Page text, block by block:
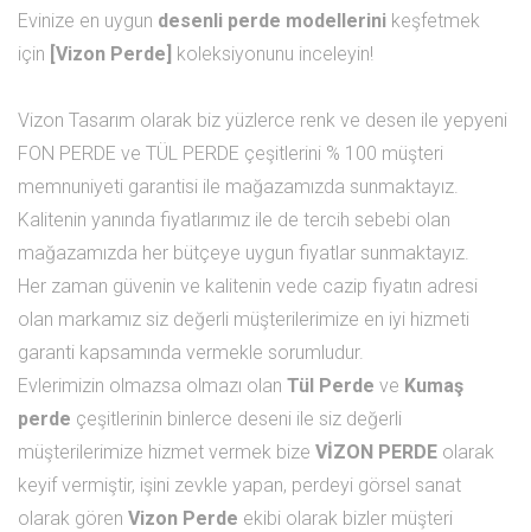
Evinize en uygun desenli perde modellerini keşfetmek
için [Vizon Perde] koleksiyonunu inceleyin!
Vizon Tasarım olarak biz yüzlerce renk ve desen ile yepyeni
FON PERDE ve TÜL PERDE çeşitlerini % 100 müşteri
memnuniyeti garantisi ile mağazamızda sunmaktayız.
Kalitenin yanında fiyatlarımız ile de tercih sebebi olan
mağazamızda her bütçeye uygun fiyatlar sunmaktayız.
Her zaman güvenin ve kalitenin vede cazip fiyatın adresi
olan markamız siz değerli müşterilerimize en iyi hizmeti
garanti kapsamında vermekle sorumludur.
Evlerimizin olmazsa olmazı olan Tül Perde ve Kumaş
perde çeşitlerinin binlerce deseni ile siz değerli
müşterilerimize hizmet vermek bize VİZON PERDE olarak
keyif vermiştir, işini zevkle yapan, perdeyi görsel sanat
olarak gören Vizon Perde ekibi olarak bizler müşteri